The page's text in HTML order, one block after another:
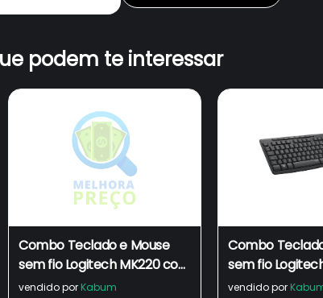
podem te interessar
Combo Teclado e Mouse
sem fio Logitech MK220 com
Design Compacto, Conexão
vendido por Kabum
Combo
sem fio
Digitação e
vendido por